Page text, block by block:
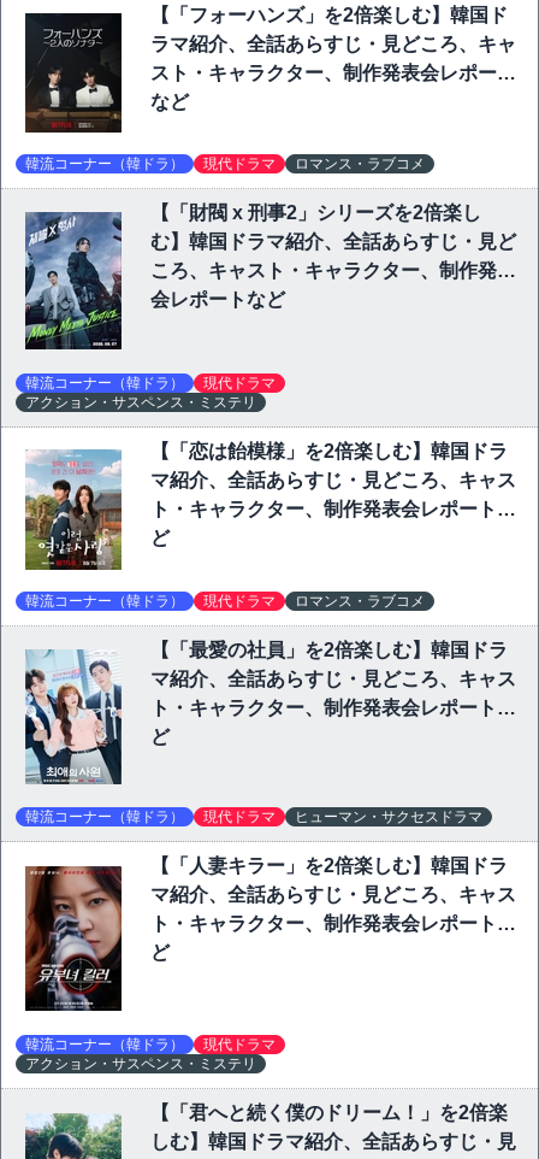
【「フォーハンズ」を2倍楽しむ】韓国ド
ラマ紹介、全話あらすじ・見どころ、キャ
スト・キャラクター、制作発表会レポート
など
韓流コーナー（韓ドラ） 現代ドラマ ロマンス・ラブコメ
【「財閥 x 刑事2」シリーズを2倍楽し
む】韓国ドラマ紹介、全話あらすじ・見ど
ころ、キャスト・キャラクター、制作発表
会レポートなど
韓流コーナー（韓ドラ）
現代ドラマ
アクション・サスペンス・ミステリ
【「恋は飴模様」を2倍楽しむ】韓国ドラ
マ紹介、全話あらすじ・見どころ、キャス
ト・キャラクター、制作発表会レポートな
ど
韓流コーナー（韓ドラ） 現代ドラマ ロマンス・ラブコメ
【「最愛の社員」を2倍楽しむ】韓国ドラ
マ紹介、全話あらすじ・見どころ、キャス
ト・キャラクター、制作発表会レポートな
ど
韓流コーナー（韓ドラ） 現代ドラマ ヒューマン・サクセスドラマ
【「人妻キラー」を2倍楽しむ】韓国ドラ
マ紹介、全話あらすじ・見どころ、キャス
ト・キャラクター、制作発表会レポートな
ど
韓流コーナー（韓ドラ）
現代ドラマ
アクション・サスペンス・ミステリ
【「君へと続く僕のドリーム！」を2倍楽
しむ】韓国ドラマ紹介、全話あらすじ・見